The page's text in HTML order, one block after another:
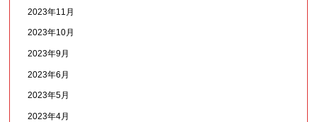
2023年11月
2023年10月
2023年9月
2023年6月
2023年5月
2023年4月